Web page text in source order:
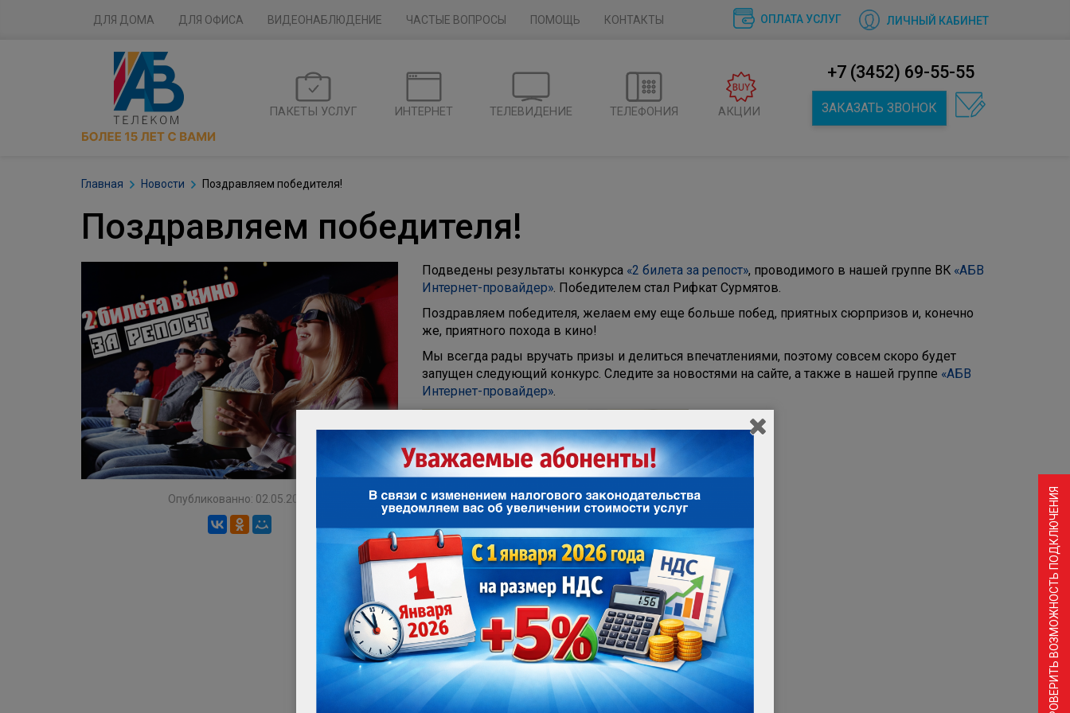
ДЛЯ ДОМА ДЛЯ ОФИСА ВИДЕОНАБЛЮДЕНИЕ ЧАСТЫЕ ВОПРОСЫ ПОМОЩЬ ОПЛАТА УСЛУГ
КОНТАКТЫ ЛИЧНЫЙ КАБИНЕТ
+7 (3452) 69-55-55
ЗАКАЗАТЬ ЗВОНОК
ПАКЕТЫ УСЛУГ ИНТЕРНЕТ ТЕЛЕВИДЕНИЕ ТЕЛЕФОНИЯ АКЦИИ
Главная Новости Поздравляем победителя!
ПРОВЕРИТЬ ВОЗМОЖНОСТЬ ПОДКЛЮЧЕНИЯ
Поздравляем победителя!
Опубликованно: 02.05.2017
Подведены результаты конкурса «2 билета за репост», проводимого в нашей группе ВК «АБВ
Интернет-провайдер». Победителем стал Рифкат Сурмятов.
Поздравляем победителя, желаем ему еще больше побед, приятных сюрпризов и, конечно
же, приятного похода в кино!
Мы всегда рады вручать призы и делиться впечатлениями, поэтому совсем скоро будет
запущен следующий конкурс. Следите за новостями на сайте, а также в нашей группе «АБВ
Интернет-провайдер».